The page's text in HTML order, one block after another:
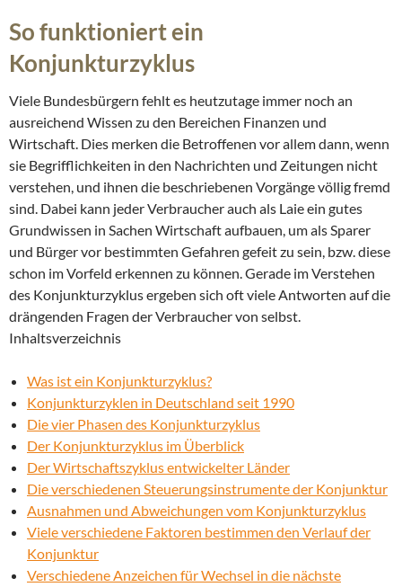
So funktioniert ein
Konjunkturzyklus
Viele Bundesbürgern fehlt es heutzutage immer noch an
ausreichend Wissen zu den Bereichen Finanzen und
Wirtschaft. Dies merken die Betroffenen vor allem dann, wenn
sie Begrifflichkeiten in den Nachrichten und Zeitungen nicht
verstehen, und ihnen die beschriebenen Vorgänge völlig fremd
sind. Dabei kann jeder Verbraucher auch als Laie ein gutes
Grundwissen in Sachen Wirtschaft aufbauen, um als Sparer
und Bürger vor bestimmten Gefahren gefeit zu sein, bzw. diese
schon im Vorfeld erkennen zu können. Gerade im Verstehen
des Konjunkturzyklus ergeben sich oft viele Antworten auf die
drängenden Fragen der Verbraucher von selbst.
Inhaltsverzeichnis
Was ist ein Konjunkturzyklus?
Konjunkturzyklen in Deutschland seit 1990
Die vier Phasen des Konjunkturzyklus
Der Konjunkturzyklus im Überblick
Der Wirtschaftszyklus entwickelter Länder
Die verschiedenen Steuerungsinstrumente der Konjunktur
Ausnahmen und Abweichungen vom Konjunkturzyklus
Viele verschiedene Faktoren bestimmen den Verlauf der
Konjunktur
Verschiedene Anzeichen für Wechsel in die nächste